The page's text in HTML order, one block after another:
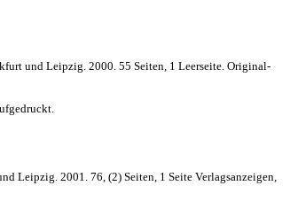
und Leipzig. 2000. 55 Seiten, 1 Leerseite. Original-
Leipzig. 2001. 76, (2) Seiten, 1 Seite Verlagsanzeigen,